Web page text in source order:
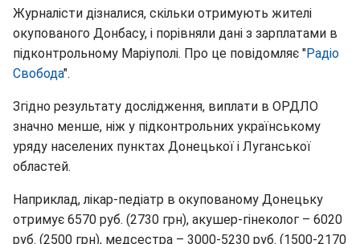
Журналісти дізналися, скільки отримують жителі
окупованого Донбасу, і порівняли дані з зарплатами в
підконтрольному Маріуполі. Про це повідомляє "Радіо
Свобода".
Згідно результату дослідження, виплати в ОРДЛО
значно менше, ніж у підконтрольних українському
уряду населених пунктах Донецької і Луганської
областей.
Наприклад, лікар-педіатр в окупованому Донецьку
отримує 6570 руб. (2730 грн), акушер-гінеколог – 6020
руб. (2500 грн), медсестра – 3000-5230 руб. (1500-2170